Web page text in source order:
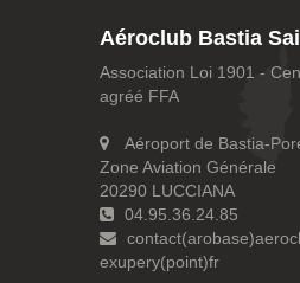
Aéroclub Bastia
Association Loi 1901 -
agréé FFA
Aéroport de Bastia-
Zone Aviation Générale
20290 LUCCIANA
04.95.36.24.85
exupery(point)fr